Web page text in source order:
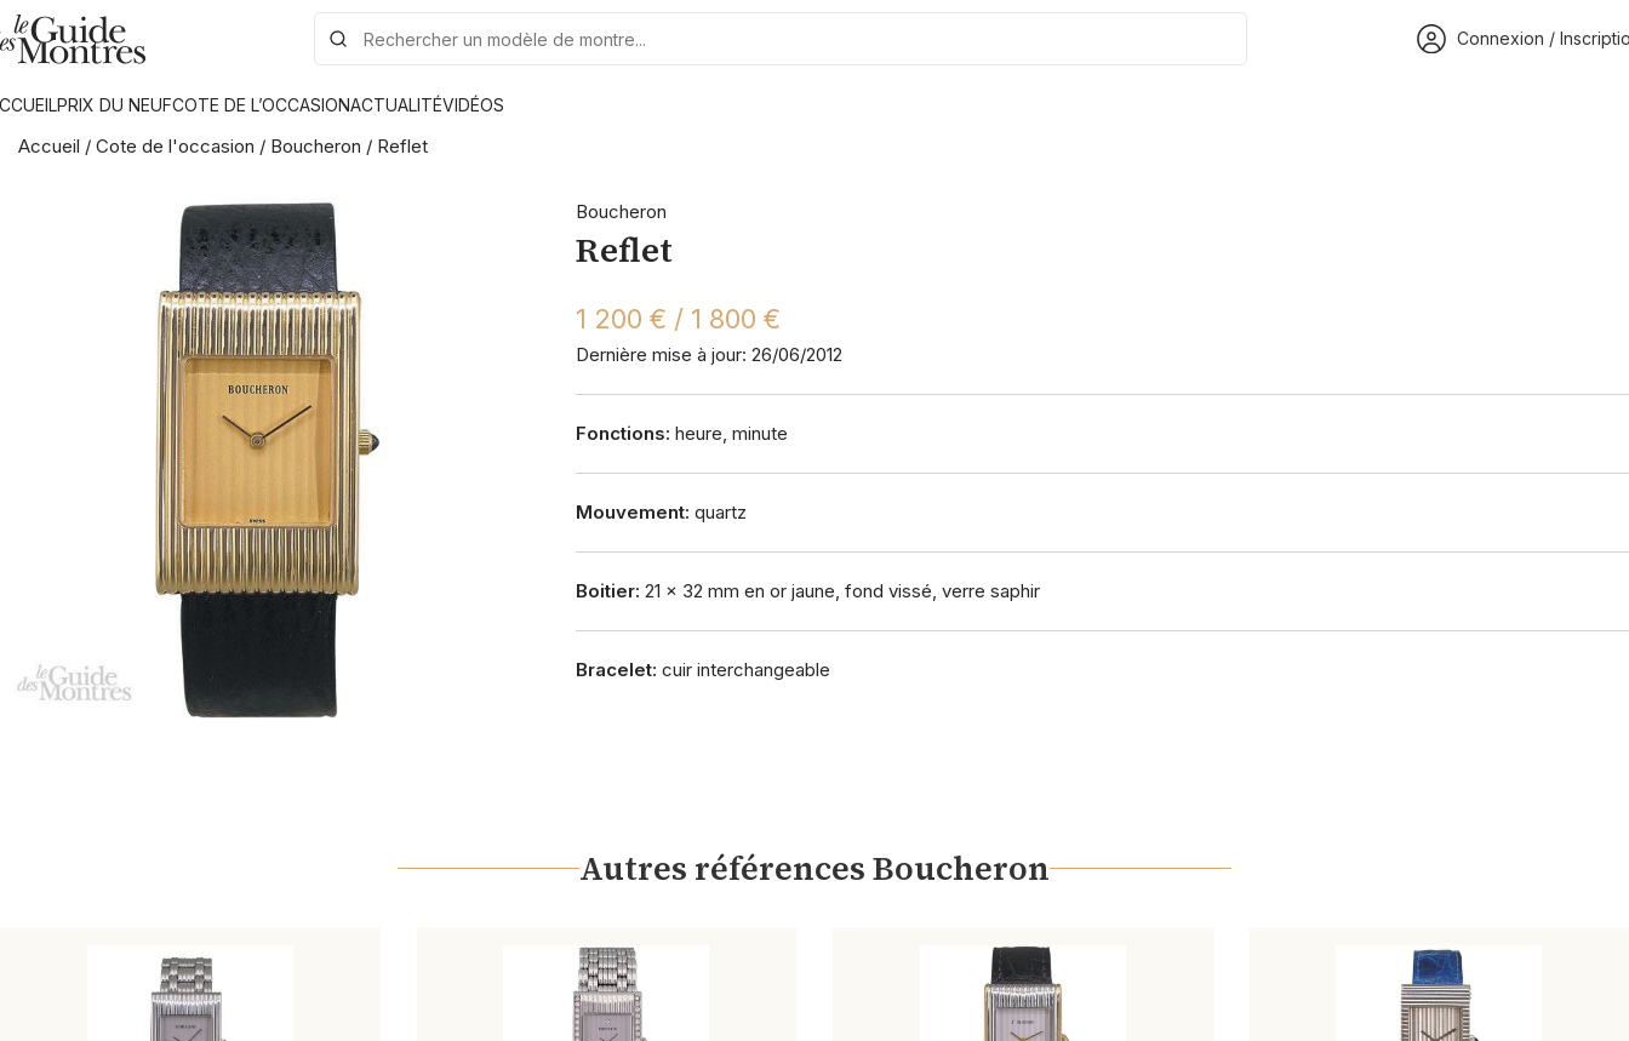
Connexion /
PRIX DU NEUFCOTE DE L’OCCASIONACTUALITÉVIDÉOS
Accueil / Cote de l'occasion / Boucheron / Reflet
Boucheron
Reflet
1 200 € / 1 800 €
Dernière mise à jour: 26/06/2012
Fonctions: heure, minute
Mouvement: quartz
Boitier: 21 x 32 mm en or jaune, fond vissé, verre saphir
Bracelet: cuir interchangeable
Autres références Boucheron